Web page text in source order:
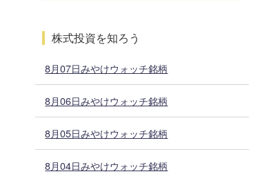
株式投資を知ろう
8月07日みやけウォッチ銘柄
8月06日みやけウォッチ銘柄
8月05日みやけウォッチ銘柄
8月04日みやけウォッチ銘柄